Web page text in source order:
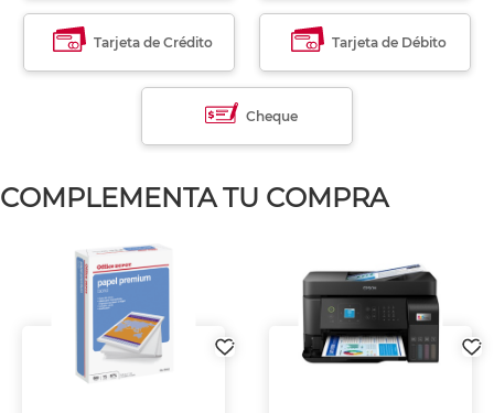
Tarjeta de Crédito Tarjeta de Débito
Cheque
COMPLEMENTA TU COMPRA